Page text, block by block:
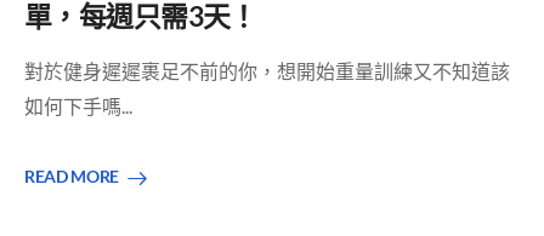
單，每週只需3天！
對於健身遲遲裹足不前的你，想開始重量訓練又不知道該
如何下手嗎...
READ MORE